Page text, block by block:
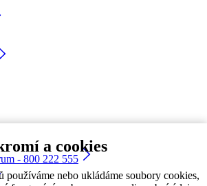
a cookies
používáme nebo ukládáme soubory cookies,
- 800 222 555